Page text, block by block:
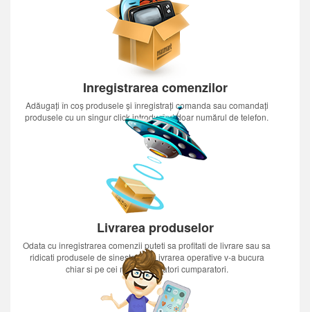
Inregistrarea comenzilor
Adăugați în coș produsele și înregistrați comanda sau comandați
produsele cu un singur click introducînd doar numărul de telefon.
Livrarea produselor
Odata cu inregistrarea comenzii puteti sa profitati de livrare sau sa
ridicati produsele de sinestatator.Livrarea operative v-a bucura
chiar si pe cei mai nerabdatori cumparatori.